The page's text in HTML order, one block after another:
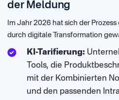
der Meldung
Im Jahr 2026 hat sich der
durch digitale Transformation
KI-Tarifierung:
Tools, die
mit der Kombinierten
und den passenden